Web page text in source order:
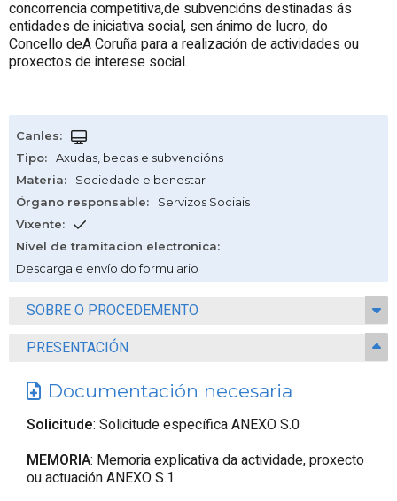
concorrencia competitiva,de subvencións destinadas ás
entidades de iniciativa social, sen ánimo de lucro, do
Concello deA Coruña para a realización de actividades ou
proxectos de interese social.
Canles:
Tipo:
Axudas, becas e subvencións
Materia:
Sociedade e benestar
Órgano responsable:
Servizos Sociais
Vixente:
Nivel de tramitacion electronica:
Descarga e envío do formulario
SOBRE O PROCEDEMENTO
PRESENTACIÓN
Documentación necesaria
Solicitude: Solicitude específica ANEXO S.0
MEMORIA: Memoria explicativa da actividade, proxecto
ou actuación ANEXO S.1